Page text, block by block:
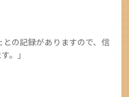
の記録がありますので、信
。」